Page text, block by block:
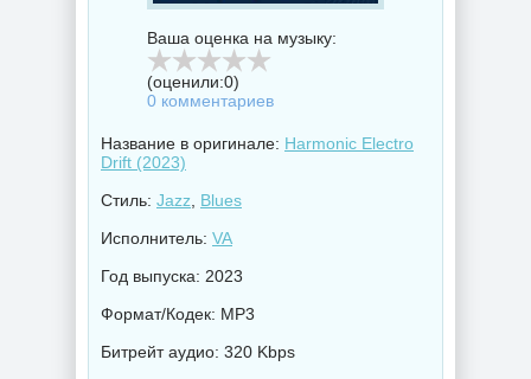
Ваша оценка на музыку:
(оценили:0)
0 комментариев
Название в оригинале: Harmonic Electro
Drift (2023)
Стиль: Jazz
Blues
Исполнитель: VA
Год выпуска: 2023
Формат/Кодек: MP3
Битрейт аудио: 320 Kbps